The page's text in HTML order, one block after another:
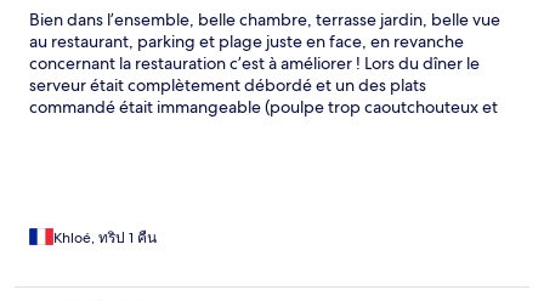
Bien dans l’ensemble, belle chambre, terrasse jardin, belle vue
au restaurant, parking et plage juste en face, en revanche
concernant la restauration c’est à améliorer ! Lors du dîner le
serveur était complètement débordé et un des plats
commandé était immangeable (poulpe trop caoutchouteux et
Khloé, ทริป 1 คืน